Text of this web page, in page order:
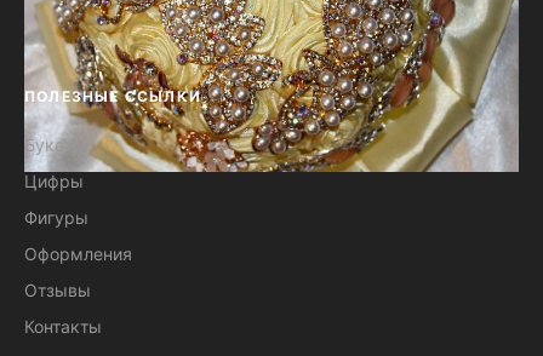
Букет из брошей - Элегантность
ПОЛЕЗНЫЕ ССЫЛКИ
Букеты
Цифры
Фигуры
Оформления
Отзывы
Контакты